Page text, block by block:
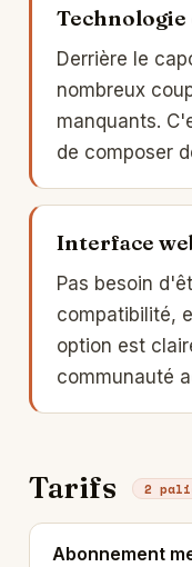
Derrière le
nombreux
manquants.
de composer
Interface
Pas besoin
compatibilité,
option est
communauté
Tarifs 2
Abonnement